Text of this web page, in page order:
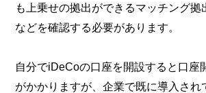
も上乗せの拠出ができるマッチング拠
などを確認する必要があります。
自分でiDeCoの口座を開設すると口座
がかかりますが、企業で既に導入され